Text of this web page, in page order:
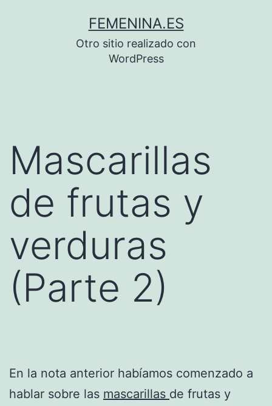
FEMENINA.ES
Otro sitio realizado con
WordPress
Mascarillas
de frutas y
verduras
(Parte 2)
En la nota anterior habíamos comenzado a
hablar sobre las mascarillas de frutas y